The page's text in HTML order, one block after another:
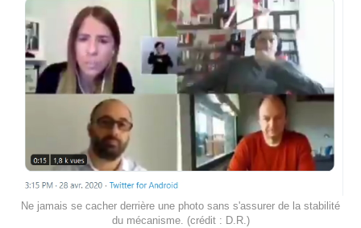
Ne jamais se cacher derrière une photo sans s'assurer de la stabilité
du mécanisme. (crédit : D.R.)